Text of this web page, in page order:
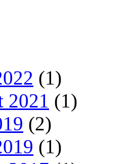
(1)
2021 (1)
(2)
(1)